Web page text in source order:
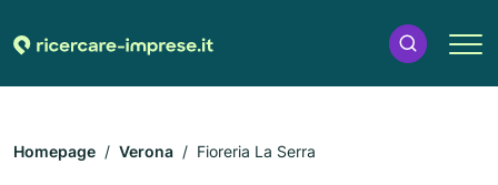
Homepage Verona Fioreria La Serra